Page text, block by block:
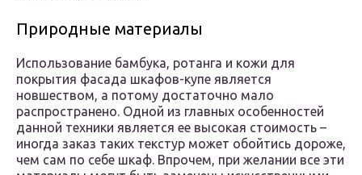
Природные материалы
Использование бамбука, ротанга и кожи для
покрытия фасада шкафов-купе является
новшеством, а потому достаточно мало
распространено. Одной из главных особенностей
данной техники является ее высокая стоимость –
иногда заказ таких текстур может обойтись дороже,
чем сам по себе шкаф. Впрочем, при желании все эти